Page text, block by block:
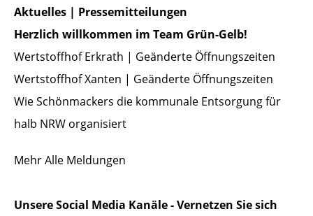
Aktuelles | Pressemitteilungen
Herzlich willkommen im Team Grün-Gelb!
Wertstoffhof Erkrath | Geänderte Öffnungszeiten
Wertstoffhof Xanten | Geänderte Öffnungszeiten
Wie Schönmackers die kommunale Entsorgung für
halb NRW organisiert
MehrAlle Meldungen
Unsere Social Media Kanäle - Vernetzen Sie sich